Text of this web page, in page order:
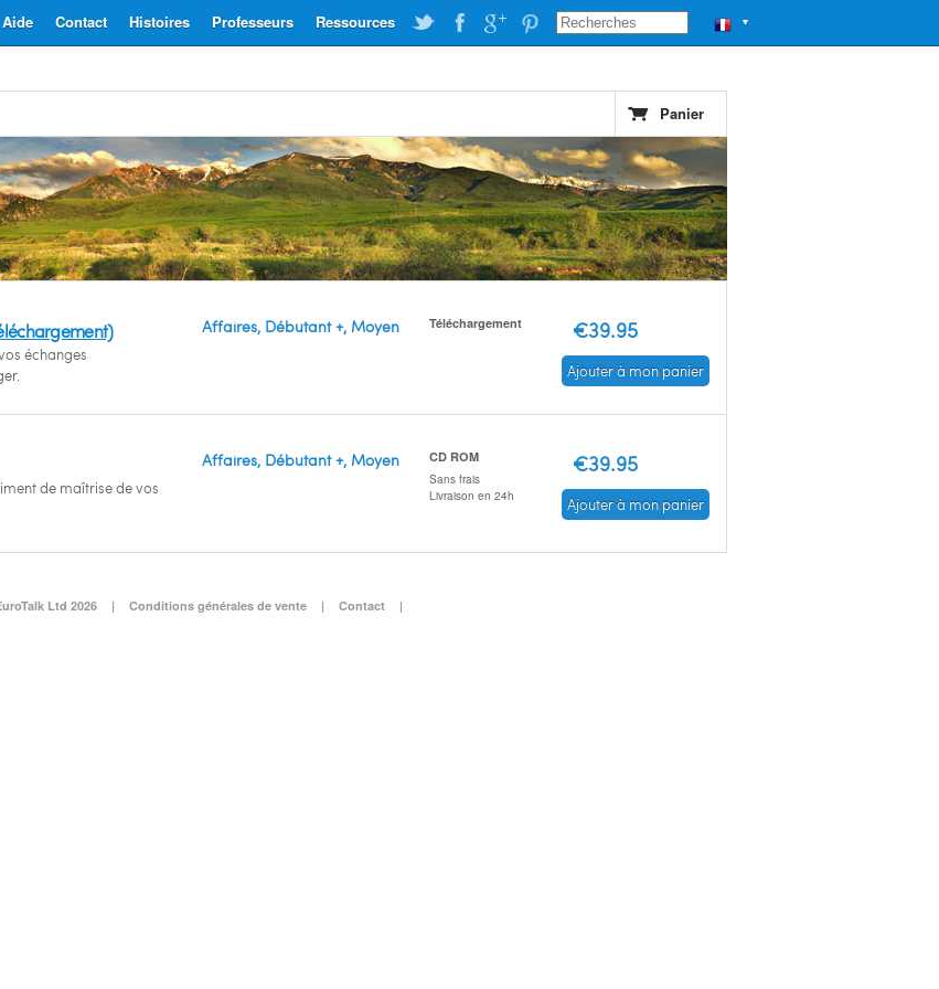
▼
Ressources
Professeurs
Histoires
Contact
Aide
Panier
échanges
Affaires, Débutant +, Moyen Téléchargement €39.95
Ajouter à mon panier
de maîtrise de vos
Affaires, Débutant +, Moyen CD ROM
Sans frais
Livraison en 24h
€39.95
Ajouter à mon panier
Ltd 2026 | Conditions générales de vente | Contact |